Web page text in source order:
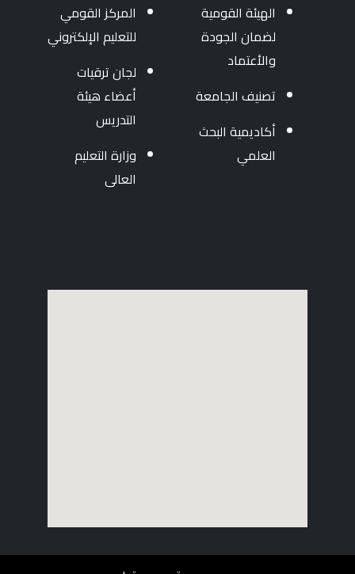
الهيئة القومية
لضمان الجودة
والأعتماد
تصنيف الجامعة
أكاديمية البحث
العلمي
المركز القومي
للتعليم الإلكتروني
لجان ترقيات
أعضاء هيئة
التدريس
وزارة التعليم
العالى